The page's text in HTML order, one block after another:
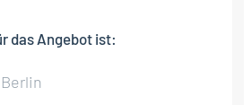
das Angebot ist: